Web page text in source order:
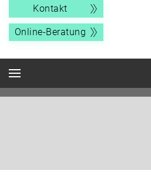
Kontakt
Online-Beratung